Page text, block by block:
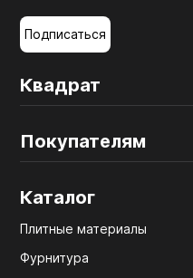
Квадрат
Покупателям
Каталог
Плитные материалы
Фурнитура
Подписаться